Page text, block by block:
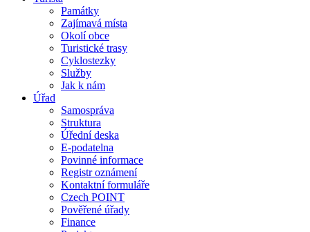
Památky
Zajímavá místa
Okolí obce
Turistické trasy
Cyklostezky
Služby
Jak k nám
Úřad
Samospráva
Struktura
Úřední deska
E-podatelna
Povinné informace
Registr oznámení
Kontaktní formuláře
Czech POINT
Pověřené úřady
Finance